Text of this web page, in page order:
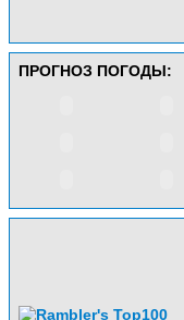
ПРОГНОЗ ПОГОДЫ: